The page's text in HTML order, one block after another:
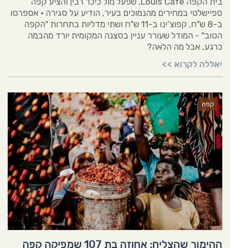
ספיישלטי במחירים מהנמוכים בעיר, הודיע על סגירה • אספרסו
ב-8 ש"ח, קפוצ’ינו ב-11 ש"ח ושתי מדליות בתחרות "הקפה
הטוב" - המודל שעורר עניין בסצנה המקומית יורד מהבמה
כרגע, אבל מה הלאה?
יאללה לקרוא >>
קפה
ההימור שהצליח: אחוזה בת 107 שמפיקה קפה